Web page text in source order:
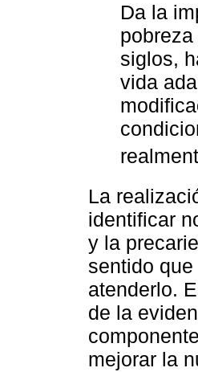
Da la
siglos,
vida
La
identificar
y la
sentido
atenderlo.
de la
mejorar la